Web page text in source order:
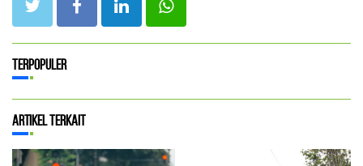
Terpopuler
Artikel Terkait